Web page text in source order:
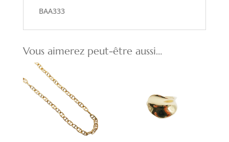
BAA333
Vous aimerez peut-être aussi…